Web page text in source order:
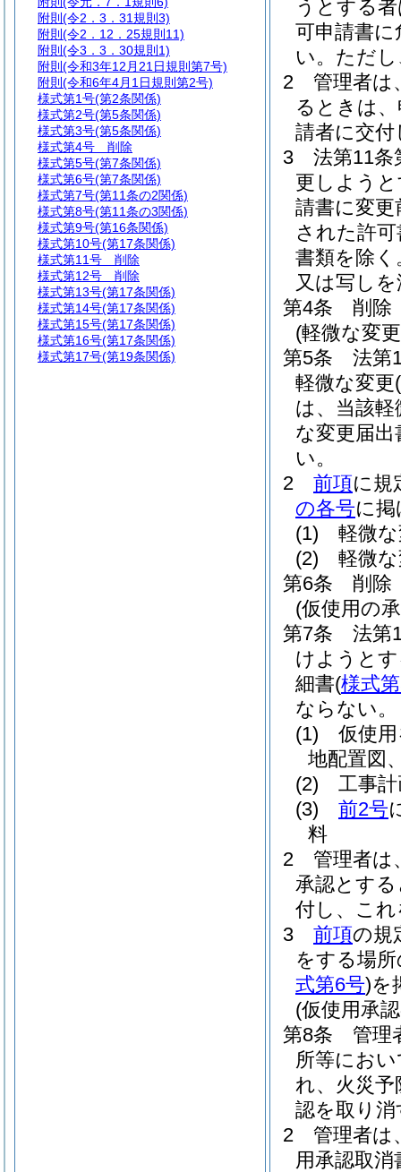
うとする
可申請書
い。 ただ
2
管理者は
るときは
請者に交
3
法第11
更しよう
請書に変
された許
書類を除く
又は写し
第4条
削除
(軽微な変
第5条
法第
軽微な変更
は、当該
な変更届出
い。
2
前項に規
の各号に
(1)
軽微
(2)
軽微
第6条
削除
(仮使用の
第7条
法第
けようと
細書(様式
ならない。
(1)
仮使
地配置図
(2)
工事
(3)
前2号
料
2
管理者は
承認とす
付し、こ
3
前項の規
をする場
式第6号)を
(仮使用承
第8条
管理
所等にお
れ、火災
認を取り
2
管理者は
用承認取消
附則 (令2．3．31規則3)
附則 (令2．12．25規則11)
附則 (令3．3．30規則1)
附則 (令和3年12月21日規則第7号)
附則 (令和6年4月1日規則第2号)
様式第1号(第2条関係)
様式第2号(第5条関係)
様式第3号(第5条関係)
様式第4号 削除
様式第5号(第7条関係)
様式第6号(第7条関係)
様式第7号(第11条の2関係)
様式第8号(第11条の3関係)
様式第9号(第16条関係)
様式第10号(第17条関係)
様式第11号 削除
様式第12号 削除
様式第13号(第17条関係)
様式第14号(第17条関係)
様式第15号(第17条関係)
様式第16号(第17条関係)
様式第17号(第19条関係)